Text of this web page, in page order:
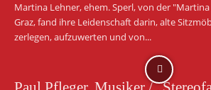
Martina Lehner, ehem. Sperl, von der
Graz, fand ihre Leidenschaft darin, alte
zerlegen, aufzuwerten und von...